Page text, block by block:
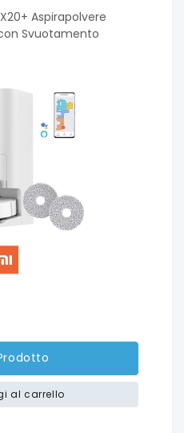
Aspirapolvere
Svuotamento
al carrello